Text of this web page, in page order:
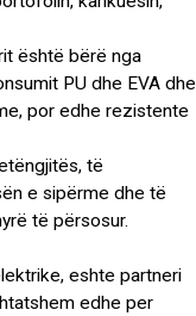
është bërë nga
PU dhe EVA dhe
por edhe rezistente
të
e sipërme dhe të
të përsosur.
eshte partneri
edhe per